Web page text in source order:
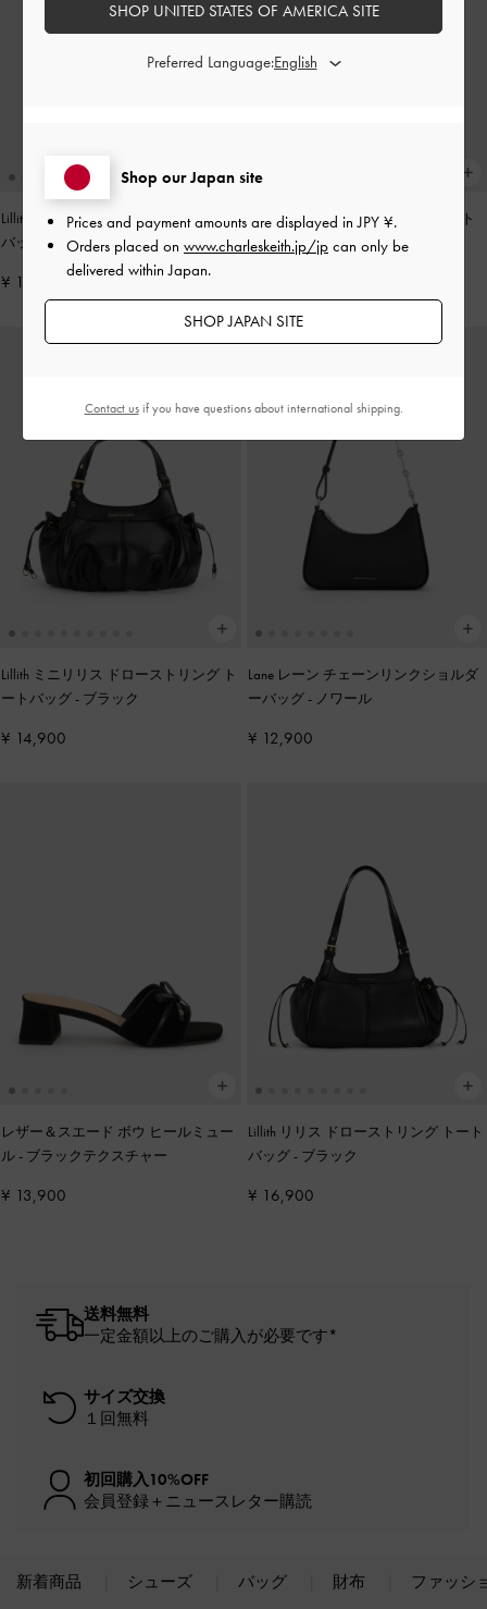
Lillith リリス ドローストリング トート
バッグ - ピーカンブラウン
¥ 17,900
Tricha トリチャ ノッテッドベルト ト
ップハンドルバッグ-ブラック
Lillith ミニリリス ドローストリング ト
ートバッグ- ブラック
¥ 14,900
Lane レーン チェーンリンクショルダ
ーバッグ- ノワール
¥ 12,900
レザー＆スエード ボウ ヒールミュー
ル- ブラックテクスチャー
¥ 13,900
Lillith リリス ドローストリング トート
バッグ- ブラック
¥ 16,900
送料無料
一定金額以上のご購入が必要です*
サイズ交換
１回無料
初回購入10%OFF
会員登録＋ニュースレター購読
新着商品 シューズ バッグ 財布 ファッシ
Shop our Japan site
Prices and payment amounts are displayed inJPY ¥.
Orders placed on www.charleskeith.jp/jp can only be
delivered within Japan.
SHOP JAPAN SITE
SHOP UNITED STATES OF AMERICA SITE
Preferred Language:
Contact usif you have questions about international shipping.